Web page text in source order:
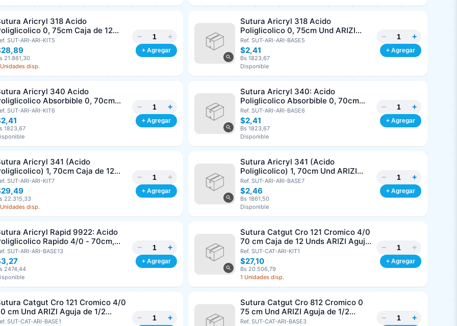
Aricryl 318 Acido
0, 75cm Caja de 12
ARIZI Aguja de 1/2 Punta
26mm
SUT-ARI-ARI-KIT5
21.861,30
disp.
− +
+ Agregar
Sutura Aricryl 318 Acido
Poliglicolico 0, 75cm Und ARIZI
Aguja de 1/2 Punta Cónica 26mm
Ref. SUT-ARI-ARI-BASE5
$2,41
Bs 1823,67
Disponible
− +
+ Agregar
Aricryl 340 Acido
Absorbible 0, 70cm
de 12 Unds ARIZI Aguja de 1/2
Cónica 36mm
SUT-ARI-ARI-KIT6
1823,67
− +
+ Agregar
Sutura Aricryl 340: Acido
Poliglicolico Absorbible 0, 70cm
Und ARIZI Aguja de 1/2 Punta
Cónica 36mm
Ref. SUT-ARI-ARI-BASE6
$2,41
Bs 1823,67
Disponible
− +
+ Agregar
Aricryl 341 (Acido
1, 70cm Caja de 12
ARIZI Aguja de 1/2 Circulo
Conica 36mm
SUT-ARI-ARI-KIT7
22.315,33
disp.
− +
+ Agregar
Sutura Aricryl 341 (Acido
Poliglicolico) 1, 70cm Und ARIZI
Aguja de 1/2 Circulo Punta Conica
36mm
Ref. SUT-ARI-ARI-BASE7
$2,46
Bs 1861,50
Disponible
− +
+ Agregar
Aricryl Rapid 9922: Acido
Rapido 4/0 - 70cm,
de 3/8 Corte Inverso 19mm
ARIZI Absorbible
SUT-ARI-ARI-BASE13
2474,44
− +
+ Agregar
Sutura Catgut Cro 121 Cromico 4/0
70 cm Caja de 12 Unds ARIZI Aguja
de 1/2 Circulo Punta Conica 26 mm
Ref. SUT-CAT-ARI-KIT1
$27,10
Bs 20.506,79
1 Unidades disp.
− +
+ Agregar
Catgut Cro 121 Cromico 4/0
cm Und ARIZI Aguja de 1/2
Punta Conica 26 mm
SUT-CAT-ARI-BASE1 − +
Sutura Catgut Cro 812 Cromico 0
75 cm Und ARIZI Aguja de 1/2
Circulo Punta Conica 37 mm
Ref. SUT-CAT-ARI-BASE3 − +
Nombre o razón social
Cédula o RIF
Email (opcional)